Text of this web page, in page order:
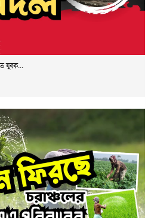
যুবক...